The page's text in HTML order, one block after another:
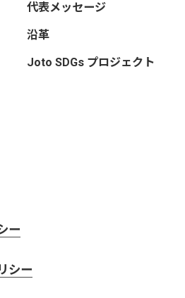
代表メッセージ
沿革
Joto SDGs プロジェクト
ー
シー